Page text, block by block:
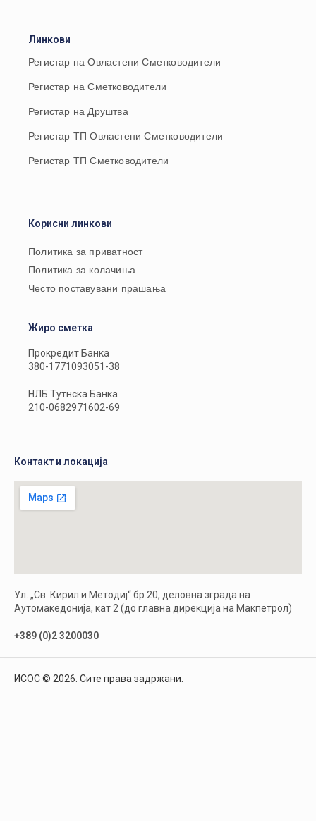
Линкови
Регистар на Овластени Сметководители
Регистар на Сметководители
Регистар на Друштва
Регистар ТП Овластени Сметководители
Регистар ТП Сметководители
Корисни линкови
Политика за приватност
Политика за колачиња
Често поставувани прашања
Жиро сметка
Прокредит Банка
380-1771093051-38
НЛБ Тутнска Банка
210-0682971602-69
Контакт и локација
Ул. „Св. Кирил и Методиј“ бр.20, деловна зграда на
Аутомакедонија, кат 2 (до главна дирекција на Макпетрол)
+389 (0)2 3200030
ИСОС © 2026. Сите права задржани.